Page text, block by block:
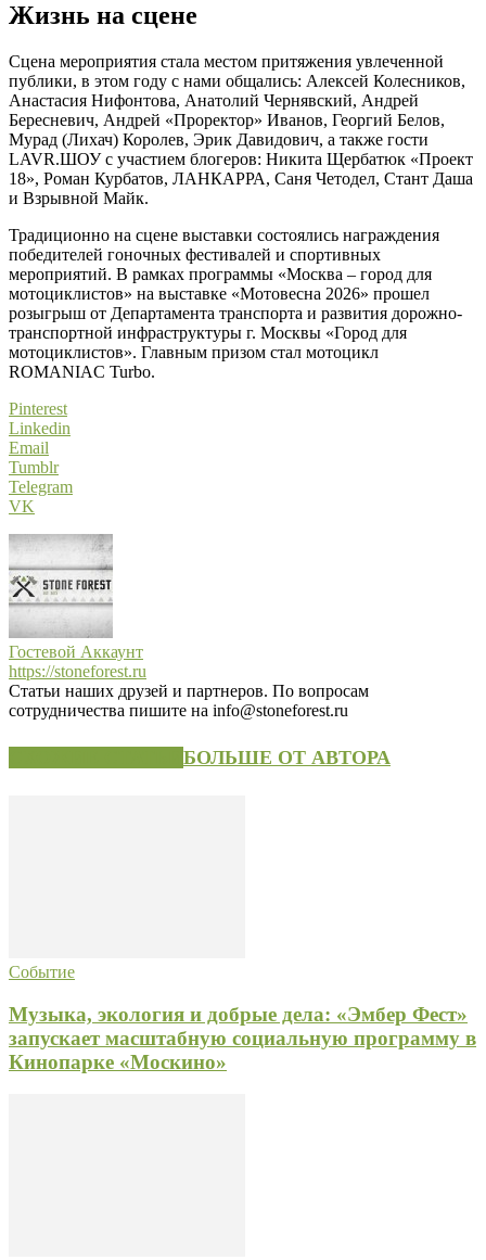
Жизнь на сцене
Сцена мероприятия стала местом притяжения увлеченной
публики, в этом году с нами общались: Алексей Колесников,
Анастасия Нифонтова, Анатолий Чернявский, Андрей
Бересневич, Андрей «Проректор» Иванов, Георгий Белов,
Мурад (Лихач) Королев, Эрик Давидович, а также гости
LAVR.ШОУ с участием блогеров: Никита Щербатюк «Проект
18», Роман Курбатов, ЛАНКАРРА, Саня Четодел, Стант Даша
и Взрывной Майк.
Традиционно на сцене выставки состоялись награждения
победителей гоночных фестивалей и спортивных
мероприятий. В рамках программы «Москва – город для
мотоциклистов» на выставке «Мотовесна 2026» прошел
розыгрыш от Департамента транспорта и развития дорожно-
транспортной инфраструктуры г. Москвы «Город для
мотоциклистов». Главным призом стал мотоцикл
ROMANIAC Turbo.
Pinterest
Linkedin
Email
Tumblr
Telegram
VK
Гостевой Аккаунт
https://stoneforest.ru
Статьи наших друзей и партнеров. По вопросам
сотрудничества пишите на info@stoneforest.ru
БОЛЬШЕ ОТ АВТОРА
Событие
Музыка, экология и добрые дела: «Эмбер Фест»
запускает масштабную социальную программу в
Кинопарке «Москино»